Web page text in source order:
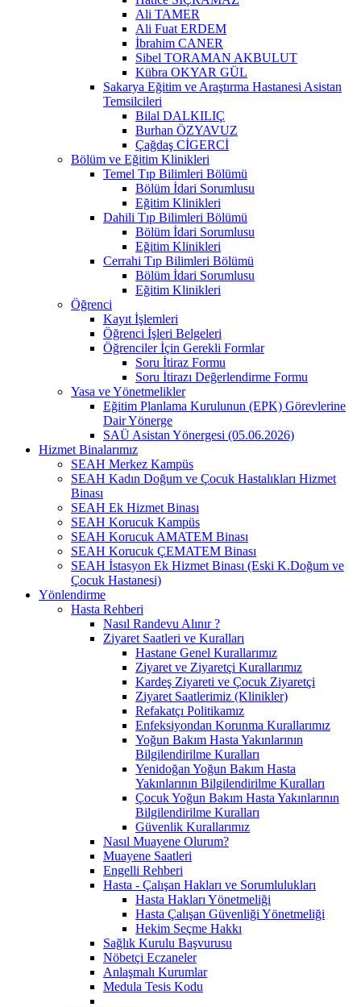
Ali TAMER
Ali Fuat ERDEM
İbrahim CANER
Sibel TORAMAN AKBULUT
Kübra OKYAR GÜL
Sakarya Eğitim ve Araştırma Hastanesi Asistan
Temsilcileri
Bilal DALKILIÇ
Burhan ÖZYAVUZ
Çağdaş CİGERCİ
Bölüm ve Eğitim Klinikleri
Temel Tıp Bilimleri Bölümü
Bölüm İdari Sorumlusu
Eğitim Klinikleri
Dahili Tıp Bilimleri Bölümü
Bölüm İdari Sorumlusu
Eğitim Klinikleri
Cerrahi Tıp Bilimleri Bölümü
Bölüm İdari Sorumlusu
Eğitim Klinikleri
Öğrenci
Kayıt İşlemleri
Öğrenci İşleri Belgeleri
Öğrenciler İçin Gerekli Formlar
Soru İtiraz Formu
Soru İtirazı Değerlendirme Formu
Yasa ve Yönetmelikler
Eğitim Planlama Kurulunun (EPK) Görevlerine
Dair Yönerge
SAÜ Asistan Yönergesi (05.06.2026)
Hizmet Binalarımız
SEAH Merkez Kampüs
SEAH Kadın Doğum ve Çocuk Hastalıkları Hizmet
Binası
SEAH Ek Hizmet Binası
SEAH Korucuk Kampüs
SEAH Korucuk AMATEM Binası
SEAH Korucuk ÇEMATEM Binası
SEAH İstasyon Ek Hizmet Binası (Eski K.Doğum ve
Çocuk Hastanesi)
Yönlendirme
Hasta Rehberi
Nasıl Randevu Alınır ?
Ziyaret Saatleri ve Kuralları
Hastane Genel Kurallarımız
Ziyaret ve Ziyaretçi Kurallarımız
Kardeş Ziyareti ve Çocuk Ziyaretçi
Ziyaret Saatlerimiz (Klinikler)
Refakatçı Politikamız
Enfeksiyondan Korunma Kurallarımız
Yoğun Bakım Hasta Yakınlarının
Bilgilendirilme Kuralları
Yenidoğan Yoğun Bakım Hasta
Yakınlarının Bilgilendirilme Kuralları
Çocuk Yoğun Bakım Hasta Yakınlarının
Bilgilendirilme Kuralları
Güvenlik Kurallarımız
Nasıl Muayene Olurum?
Muayene Saatleri
Engelli Rehberi
Hasta - Çalışan Hakları ve Sorumlulukları
Hasta Hakları Yönetmeliği
Hasta Çalışan Güvenliği Yönetmeliği
Hekim Seçme Hakkı
Sağlık Kurulu Başvurusu
Nöbetçi Eczaneler
Anlaşmalı Kurumlar
Medula Tesis Kodu